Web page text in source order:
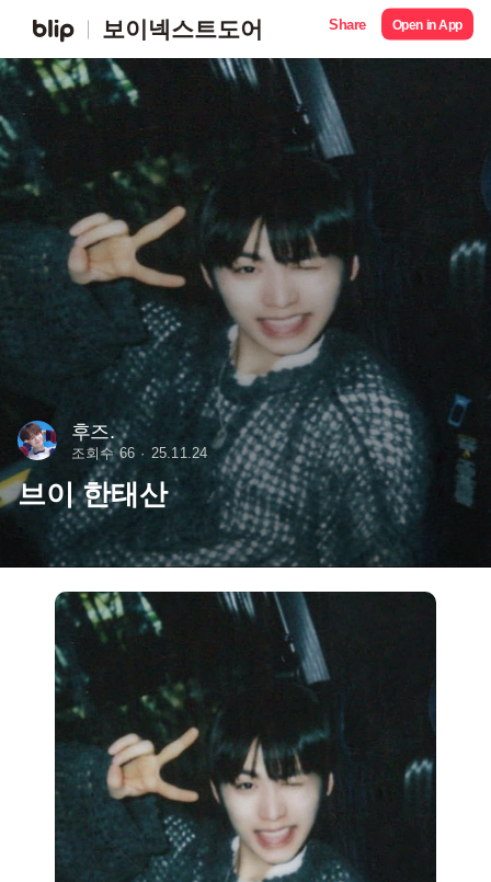
보이넥스트도어 Share Open in App
후즈.
조회수 66 25.11.24
브이 한태산